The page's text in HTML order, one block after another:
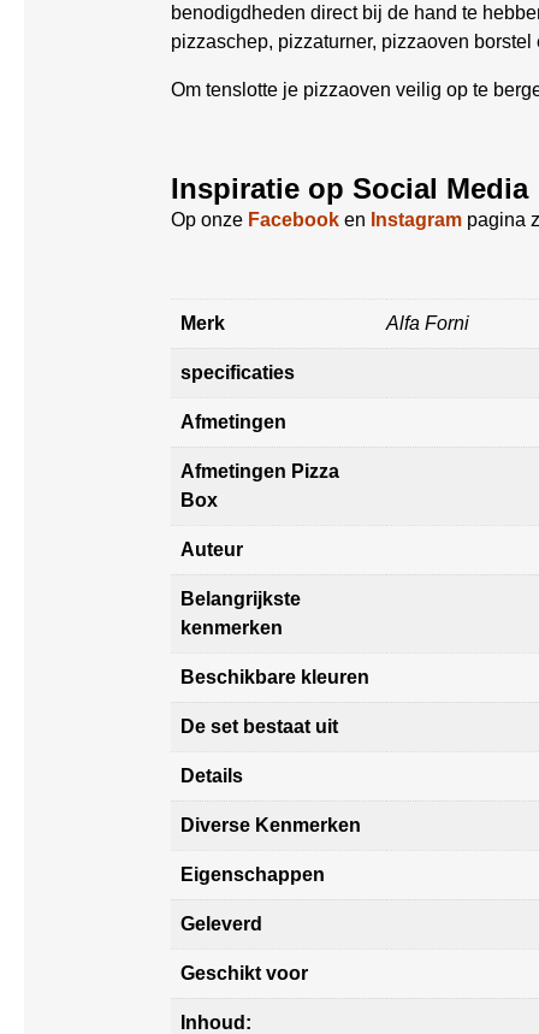
benodigdheden direct bij de hand te
pizzaschep, pizzaturner, pizzaoven
Om tenslotte je pizzaoven veilig op te
Inspiratie op Social Media
Op onze Facebook en Instagram pagina
Merk Alfa Forni
specificaties
Afmetingen
Afmetingen Pizza
Box
Auteur
Belangrijkste
kenmerken
Beschikbare kleuren
De set bestaat uit
Details
Diverse Kenmerken
Eigenschappen
Geleverd
Geschikt voor
Inhoud: